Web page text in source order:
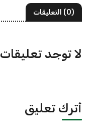
(0) التعليقات
لا توجد تعليقات
أترك تعليق